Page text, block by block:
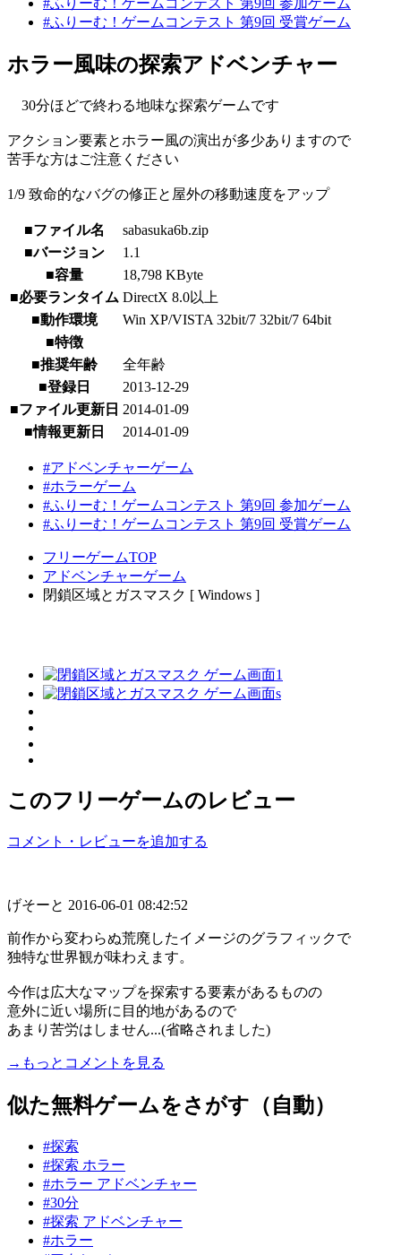
#ふりーむ！ゲームコンテスト 第9回 参加ゲーム
#ふりーむ！ゲームコンテスト 第9回 受賞ゲーム
ホラー風味の探索アドベンチャー
30分ほどで終わる地味な探索ゲームです
アクション要素とホラー風の演出が多少ありますので
苦手な方はご注意ください
1/9 致命的なバグの修正と屋外の移動速度をアップ
■ファイル名
sabasuka6b.zip
■バージョン
1.1
■容量
18,798 KByte
■必要ランタイム DirectX 8.0以上
■動作環境
Win XP/VISTA 32bit/7 32bit/7 64bit
■特徴
■推奨年齢
全年齢
■登録日
2013-12-29
■ファイル更新日 2014-01-09
■情報更新日
2014-01-09
#アドベンチャーゲーム
#ホラーゲーム
#ふりーむ！ゲームコンテスト 第9回 参加ゲーム
#ふりーむ！ゲームコンテスト 第9回 受賞ゲーム
フリーゲームTOP
アドベンチャーゲーム
閉鎖区域とガスマスク [ Windows ]
このフリーゲームのレビュー
コメント・レビューを追加する
げそーと 2016-06-01 08:42:52
前作から変わらぬ荒廃したイメージのグラフィックで
独特な世界観が味わえます。
今作は広大なマップを探索する要素があるものの
意外に近い場所に目的地があるので
あまり苦労はしません...(省略されました)
→もっとコメントを見る
似た無料ゲームをさがす（自動）
#探索
#探索 ホラー
#ホラー アドベンチャー
#30分
#探索 アドベンチャー
#ホラー